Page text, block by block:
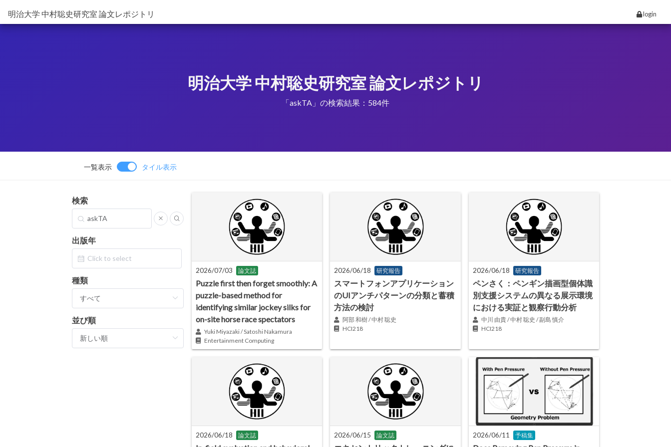
明治大学 中村聡史研究室 論文レポジトリ login
明治大学 中村聡史研究室 論文レポジトリ
「askTA」の検索結果：584件
一覧表示 タイル表示
検索
出版年
種類
並び順
2026/07/03 論文誌
Puzzle first then forget smoothly: A
puzzle-based method for
identifying similar jockey silks for
on-site horse race spectators
Yuki Miyazaki / Satoshi Nakamura
Entertainment Computing
2026/06/18 研究報告
スマートフォンアプリケーション
のUIアンチパターンの分類と蓄積
方法の検討
阿部 和樹 / 中村 聡史
HCI218
2026/06/18 研究報告
ペンさく：ペンギン描画型個体識
別支援システムの異なる展示環境
における実証と観察行動分析
中川 由貴 / 中村 聡史 / 副島 慎介
HCI218
2026/06/18 論文誌 2026/06/15 論文誌 2026/06/11 予稿集